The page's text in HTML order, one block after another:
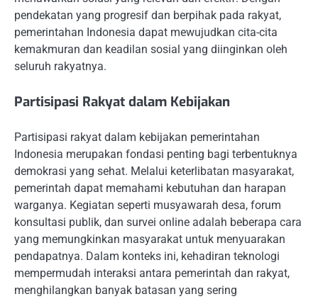
pendekatan yang progresif dan berpihak pada rakyat,
pemerintahan Indonesia dapat mewujudkan cita-cita
kemakmuran dan keadilan sosial yang diinginkan oleh
seluruh rakyatnya.
Partisipasi Rakyat dalam Kebijakan
Partisipasi rakyat dalam kebijakan pemerintahan
Indonesia merupakan fondasi penting bagi terbentuknya
demokrasi yang sehat. Melalui keterlibatan masyarakat,
pemerintah dapat memahami kebutuhan dan harapan
warganya. Kegiatan seperti musyawarah desa, forum
konsultasi publik, dan survei online adalah beberapa cara
yang memungkinkan masyarakat untuk menyuarakan
pendapatnya. Dalam konteks ini, kehadiran teknologi
mempermudah interaksi antara pemerintah dan rakyat,
menghilangkan banyak batasan yang sering